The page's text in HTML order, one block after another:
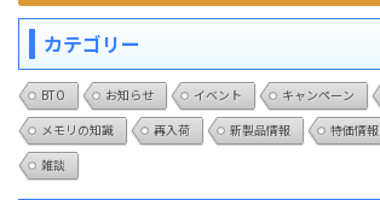
カテゴリー
BTO お知らせ イベント キャンペーン
メモリの知識
再入荷 新製品情報 特価情報
雑談